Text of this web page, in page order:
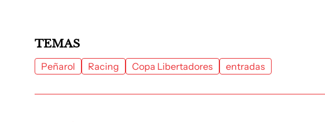
TEMAS
Peñarol Racing Copa Libertadores entradas